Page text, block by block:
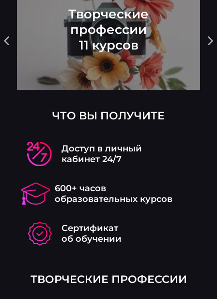
Творческие
профессии
11 курсов
ЧТО ВЫ ПОЛУЧИТЕ
Доступ в личный
кабинет 24/7
600+ часов
образовательных курсов
Сертификат
об обучении
ТВОРЧЕСКИЕ ПРОФЕССИИ